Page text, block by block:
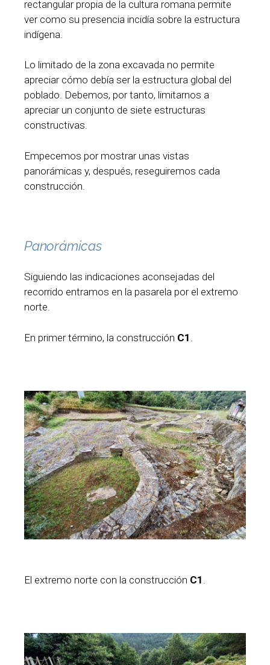
rectangular propia de la cultura romana permite
ver como su presencia incidía sobre la estructura
indígena.
Lo limitado de la zona excavada no permite
apreciar cómo debía ser la estructura global del
poblado. Debemos, por tanto, limitarnos a
apreciar un conjunto de siete estructuras
constructivas.
Empecemos por mostrar unas vistas
panorámicas y, después, reseguiremos cada
construcción.
Panorámicas
Siguiendo las indicaciones aconsejadas del
recorrido entramos en la pasarela por el extremo
norte.
En primer término, la construcción C1
El extremo norte con la construcción C1